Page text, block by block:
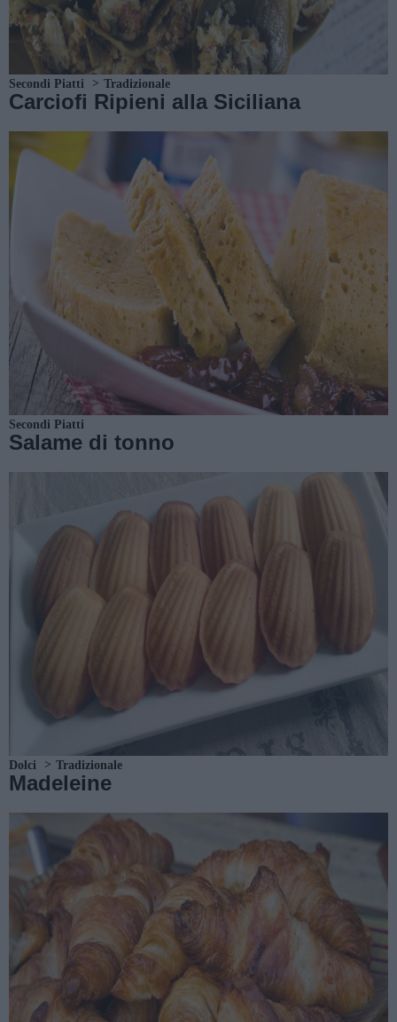
Secondi Piatti Tradizionale
Carciofi Ripieni alla Siciliana
Secondi Piatti
Salame di tonno
Dolci Tradizionale
Madeleine